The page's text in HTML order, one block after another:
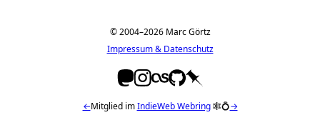
© 2004–2026 Marc Görtz
Impressum & Datenschutz
←Mitglied imIndieWeb Webring🕸💍→